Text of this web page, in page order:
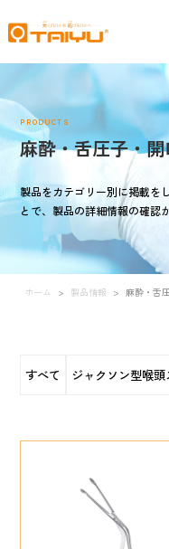
PRODUCTS
麻酔・舌圧子・
製品をカテゴリー別に掲載を
とで、製品の詳細情報の確認
ホーム > 製品情報 > 麻酔・舌
すべて ジャクソン型喉頭